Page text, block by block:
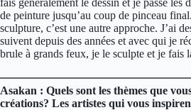
de peinture jusqu’au coup de pinceau
sculpture, c’est une autre approche. J’ai
suivent depuis des années et avec qui je
brule à grands feux, je le sculpte et je fais
Asakan : Quels sont les thèmes que
créations? Les artistes qui vous